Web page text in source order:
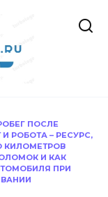
ПОСЛЕ
РОБОТА – РЕСУРС,
КИЛОМЕТРОВ
И КАК
ПРИ